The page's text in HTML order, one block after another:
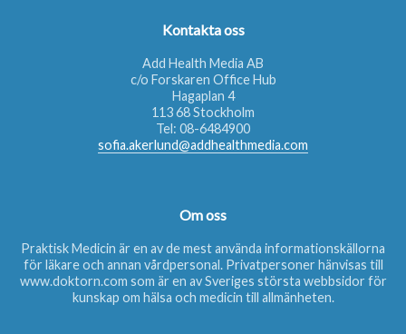
Kontakta oss
Add Health Media AB
c/o Forskaren Office Hub
Hagaplan 4
113 68 Stockholm
Tel: 08-6484900
sofia.akerlund@addhealthmedia.com
Om oss
Praktisk Medicin är en av de mest använda informationskällorna
för läkare och annan vårdpersonal. Privatpersoner hänvisas till
www.doktorn.com som är en av Sveriges största webbsidor för
kunskap om hälsa och medicin till allmänheten.